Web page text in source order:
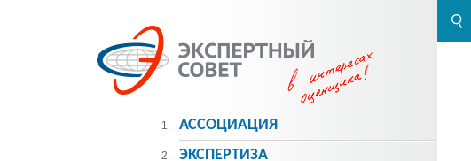
1. АССОЦИАЦИЯ
2. ЭКСПЕРТИЗА